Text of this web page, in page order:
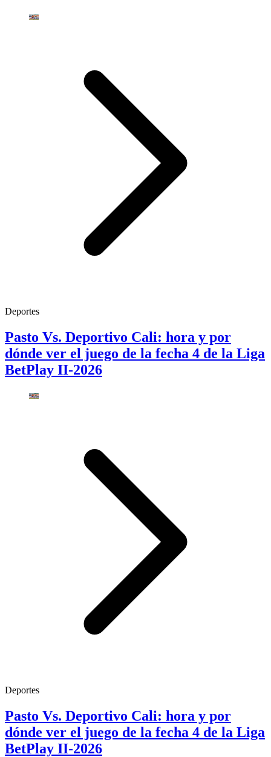
Deportes
Pasto Vs. Deportivo Cali: hora y por
dónde ver el juego de la fecha 4 de la Liga
BetPlay II-2026
Deportes
Pasto Vs. Deportivo Cali: hora y por
dónde ver el juego de la fecha 4 de la Liga
BetPlay II-2026